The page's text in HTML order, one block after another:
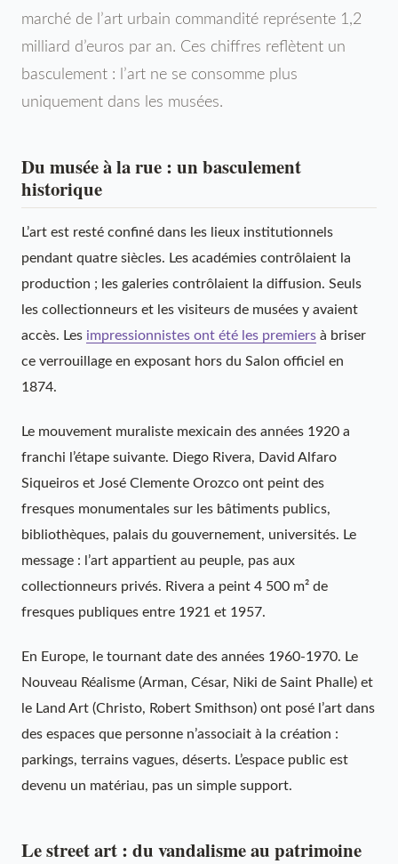
marché de l’art urbain commandité représente 1,2
milliard d’euros par an. Ces chiffres reflètent un
basculement : l’art ne se consomme plus
uniquement dans les musées.
Du musée à la rue : un basculement
historique
L’art est resté confiné dans les lieux institutionnels
pendant quatre siècles. Les académies contrôlaient la
production ; les galeries contrôlaient la diffusion. Seuls
les collectionneurs et les visiteurs de musées y avaient
accès. Les impressionnistes ont été les premiers à briser
ce verrouillage en exposant hors du Salon officiel en
1874.
Le mouvement muraliste mexicain des années 1920 a
franchi l’étape suivante. Diego Rivera, David Alfaro
Siqueiros et José Clemente Orozco ont peint des
fresques monumentales sur les bâtiments publics,
bibliothèques, palais du gouvernement, universités. Le
message : l’art appartient au peuple, pas aux
collectionneurs privés. Rivera a peint 4 500 m² de
fresques publiques entre 1921 et 1957.
En Europe, le tournant date des années 1960-1970. Le
Nouveau Réalisme (Arman, César, Niki de Saint Phalle) et
le Land Art (Christo, Robert Smithson) ont posé l’art dans
des espaces que personne n’associait à la création :
parkings, terrains vagues, déserts. L’espace public est
devenu un matériau, pas un simple support.
Le street art : du vandalisme au patrimoine